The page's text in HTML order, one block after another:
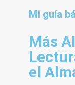
Mi guía
Más
el